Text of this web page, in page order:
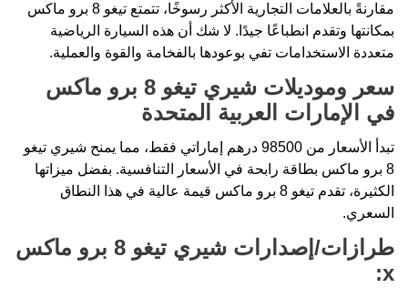
مقارنةً بالعلامات التجارية الأكثر رسوخًا، تتمتع تيغو 8 برو ماكس
بمكانتها وتقدم انطباعًا جيدًا. لا شك أن هذه السيارة الرياضية
متعددة الاستخدامات تفي بوعودها بالفخامة والقوة والعملية.
سعر وموديلات شيري تيغو 8 برو ماكس
في الإمارات العربية المتحدة
تبدأ الأسعار من 98500 درهم إماراتي فقط، مما يمنح شيري تيغو
8 برو ماكس بطاقة رابحة في الأسعار التنافسية. بفضل ميزاتها
الكثيرة، تقدم تيغو 8 برو ماكس قيمة عالية في هذا النطاق
السعري.
طرازات/إصدارات شيري تيغو 8 برو ماكس
x
: